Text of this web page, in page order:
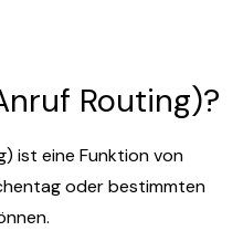
Routing)?
ist eine Funktion von
oder bestimmten